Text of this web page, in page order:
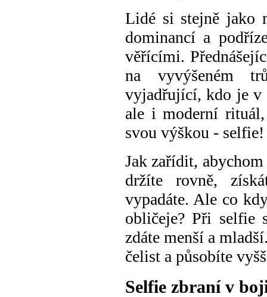
Lidé si stejně jako
dominancí a
věřícími.
na vyvýšeném
vyjadřující, kdo je v
ale i moderní
svou výškou - selfie!
Jak zařídit,
držíte rovně,
vypadáte. Ale co
obličeje?Při selfie
zdáte menší a
čelist a působíte
Selfie zbraní v